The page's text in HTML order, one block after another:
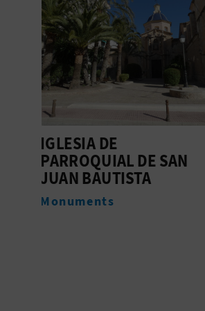
TORRE DEL RELLOTGE
Monuments